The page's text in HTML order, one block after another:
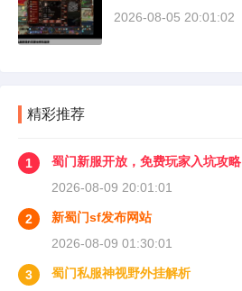
2026-08-05 20:01:02
精彩推荐
1
蜀门新服开放，免费玩家入坑攻略
2026-08-09 20:01:01
2
新蜀门sf发布网站
2026-08-09 01:30:01
3
蜀门私服神视野外挂解析